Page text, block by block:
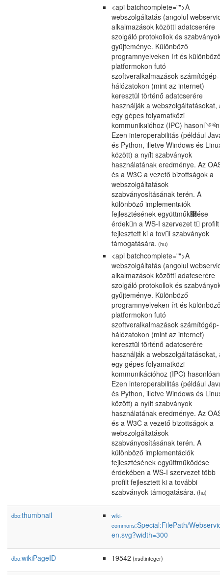
<api batchcomplete="">A
webszolgáltatás (angolul
alkalmazások közötti adatcserére
szolgáló protokollok és
gyűjteménye. Különböző
programnyelveken írt és
platformokon futó
szoftveralkalmazások számítógép-
hálózatokon (mint az internet)
keresztül történő adatcserére
használják a webszolgáltatásokat,
egy gépes folyamatközi
kommunikผióhoz (IPC)
Ezen interoperabilitás (például
és Python, illetve Windows és
között) a nyílt szabványok
használatának eredménye. Az
és a W3C a vezető bizottságok a
webszolgáltatások
szabványosításának terén. A
különböző implementผiók
fejlesztésének együttműk཭ése
érdekn a WS-I szervezet t profilt
fejlesztett ki a tovi szabványok
támogatására. (hu)
<api batchcomplete="">A
webszolgáltatás (angolul
alkalmazások közötti adatcserére
szolgáló protokollok és
gyűjteménye. Különböző
programnyelveken írt és
platformokon futó
szoftveralkalmazások számítógép-
hálózatokon (mint az internet)
keresztül történő adatcserére
használják a webszolgáltatásokat,
egy gépes folyamatközi
kommunikációhoz (IPC)
Ezen interoperabilitás (például
és Python, illetve Windows és
között) a nyílt szabványok
használatának eredménye. Az
és a W3C a vezető bizottságok a
webszolgáltatások
szabványosításának terén. A
különböző implementációk
fejlesztésének együttműködése
érdekében a WS-I szervezet több
profilt fejlesztett ki a további
szabványok támogatására. (hu)
dbo:thumbnail
wiki-
commons:Special:FilePath/
en.svg?width=300
dbo:wikiPageID 19542 (xsd:integer)